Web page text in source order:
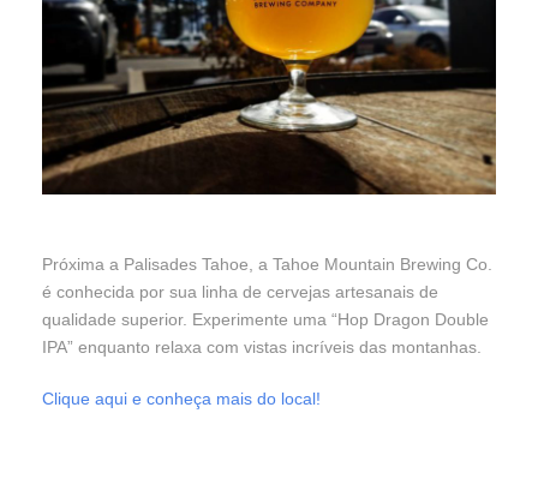
Próxima a Palisades Tahoe, a Tahoe Mountain Brewing Co.
é conhecida por sua linha de cervejas artesanais de
qualidade superior. Experimente uma “Hop Dragon Double
IPA” enquanto relaxa com vistas incríveis das montanhas.
Clique aqui e conheça mais do local!